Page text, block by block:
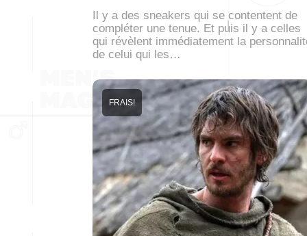
Il y a des sneakers qui se contentent de
compléter une tenue. Et puis il y a celles
qui révèlent immédiatement la
de celui qui les…
FRAIS!